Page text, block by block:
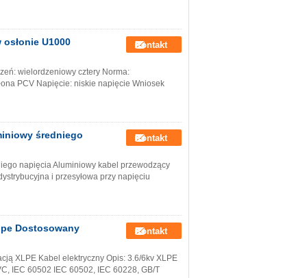
U1000 Kontakt
wielordzeniowy cztery Norma:
PCV Napięcie: niskie napięcie Wniosek
średniego Kontakt
napięcia Aluminiowy kabel przewodzący
i przesyłowa przy napięciu
Dostosowany Kontakt
XLPE Kabel elektryczny Opis: 3.6/6kv XLPE
IEC 60502 IEC 60502, IEC 60228, GB/T